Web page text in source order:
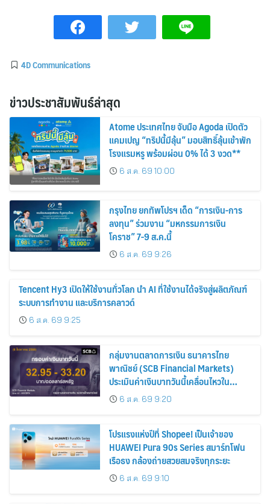
4D Communications
ข่าวประชาสัมพันธ์ล่าสุด
Atome ประเทศไทย จับมือ Agoda เปิดตัว
แคมเปญ “ทริปนี้มีลุ้น” มอบสิทธิ์ลุ้นเข้าพัก
โรงแรมหรู พร้อมผ่อน 0% ได้ 3 งวด**
6 ส.ค. 69 10:00
กรุงไทย ยกทัพโปรฯ เด็ด “การเงิน-การ
ลงทุน” ร่วมงาน “มหกรรมการเงิน
โคราช” 7-9 ส.ค.นี้
6 ส.ค. 69 9:26
Tencent Hy3 เปิดให้ใช้งานทั่วโลก นำ AI ที่ใช้งานได้จริงสู่ผลิตภัณฑ์
ระบบการทำงาน และบริการคลาวด์
6 ส.ค. 69 9:25
กลุ่มงานตลาดการเงิน ธนาคารไทย
พาณิชย์ (SCB Financial Markets)
ประเมินค่าเงินบาทวันนี้เคลื่อนไหวใน
กรอบ 32.95-33.20 บาท/ดอลลาร์
6 ส.ค. 69 9:20
โปรแรงแห่งปีที่ Shopee! เป็นเจ้าของ
HUAWEI Pura 90s Series สมาร์ทโฟน
เรือธง กล้องถ่ายสวยสมจริงทุกระยะ
6 ส.ค. 69 9:10